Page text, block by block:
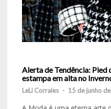
Alerta de Tendência: Pied
estampa em alta no
LeLi Corrales - 15 de junho